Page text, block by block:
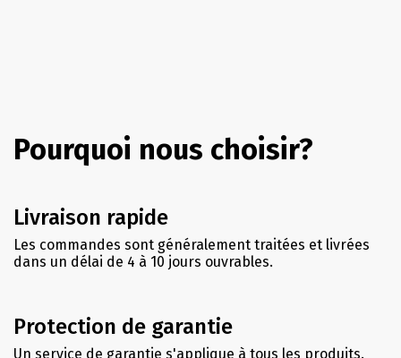
Pourquoi nous choisir?
Livraison rapide
Les commandes sont généralement traitées et livrées
dans un délai de 4 à 10 jours ouvrables.
Protection de garantie
Un service de garantie s'applique à tous les produits.